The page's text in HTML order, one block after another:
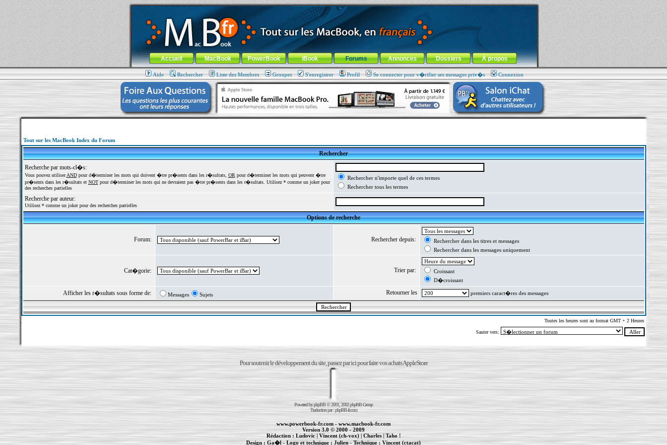
MacBook-fr.com : 100% Apple... 100% nomade !
Aller au contenu-Aller au menu général-Aller au menu de la rubrique
Menu général
Accueil MacBook PowerBook iBook Forums Annonces Dossiers À propos
Aide Rechercher Liste des Membres Groupes S'enregistrer Profil Se connecter pour v�rifier ses messages priv�s Connexion
Tout sur les MacBook Index du Forum
Rechercher
Recherche par mots-cl�s:
Vous pouvez utiliserANDpour d�terminer les mots qui doivent �tre pr�sents dans les r�sultats, OR pour d�terminer les mots qui peuvent �tre
pr�sents dans les r�sultats et NOTpour d�terminer les mots qui ne devraient pas �tre pr�sents dans les r�sultats. Utilisez * comme un joker pour
des recherches partielles
Rechercher n'importe quel de ces termes
Rechercher tous les termes
Recherche par auteur:
Utilisez * comme un joker pour des recherches partielles
Options de recherche
Forum: Rechercher depuis:
Rechercher dans les titres et messages
Rechercher dans les messages uniquement
Cat�gorie: Trier par:
Croissant
D�croissant
Afficher les r�sultats sous forme de: Messages Sujets Retourner les premiers caract�res des messages
Toutes les heures sont au format GMT + 2 Heures
Sauter vers:
Pour soutenir le développement du site, passez par ici pour faire vos achats AppleStore
Powered byphpBB© 2001, 2002 phpBB Group
Traduction par :phpBB-fr.com
www.powerbook-fr.com-www.macbook-fr.com
Version 3.0 © 2000 - 2009
Rédaction :Ludovic| Vincent (ch-vox)|Charles| Taho !
Design : Ga�l - Logo et technique : Julien - Technique :Vincent (ctacat)